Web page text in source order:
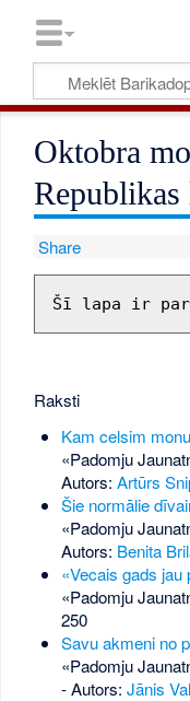
Oktobra
Share
Šī lapa ir par
Raksti
Kam celsim
«Padomju
Autors: Artūrs
Šie normālie
«Padomju
Autors: Benita
«Vecais gads jau
«Padomju
250
Savu akmeni no
«Padomju
- Autors: Jānis